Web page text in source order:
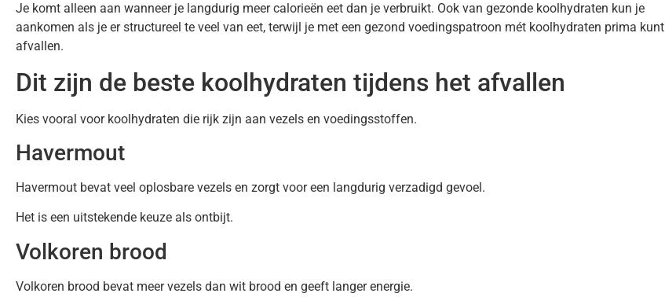
Je komt alleen aan wanneer je langdurig meer calorieën eet dan je verbruikt. Ook van gezonde koolhydraten kun je
aankomen als je er structureel te veel van eet, terwijl je met een gezond voedingspatroon mét koolhydraten prima kunt
afvallen.
Dit zijn de beste koolhydraten tijdens het afvallen
Kies vooral voor koolhydraten die rijk zijn aan vezels en voedingsstoffen.
Havermout
Havermout bevat veel oplosbare vezels en zorgt voor een langdurig verzadigd gevoel.
Het is een uitstekende keuze als ontbijt.
Volkoren brood
Volkoren brood bevat meer vezels dan wit brood en geeft langer energie.